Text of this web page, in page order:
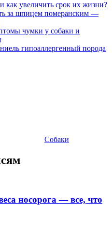
как увеличить срок их жизни?
за шпицем померанским —
чумки у собаки и
гипоаллергенный порода
Собаки
носорога — все, что